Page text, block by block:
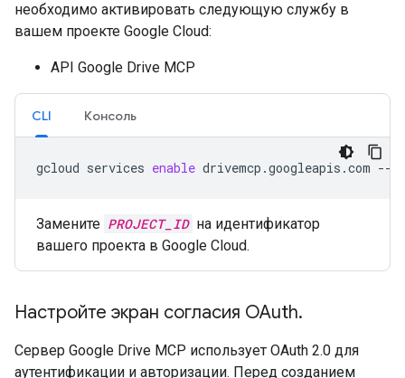
необходимо активировать следующую службу в
вашем проекте Google Cloud:
API Google Drive MCP
CLI Консоль
gcloud services enable drivemcp.googleapis.com --
Замените PROJECT_ID на идентификатор
вашего проекта в Google Cloud.
Настройте экран согласия OAuth.
Сервер Google Drive MCP использует OAuth 2.0 для
аутентификации и авторизации. Перед созданием